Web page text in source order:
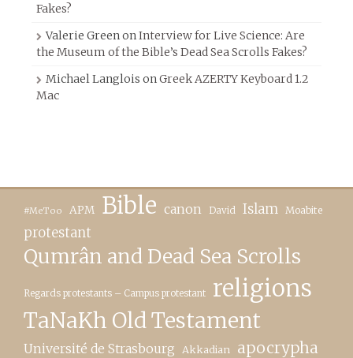
Fakes?
Valerie GreenonInterview for Live Science: Are
the Museum of the Bible’s Dead Sea Scrolls Fakes?
Michael Langlois onGreek AZERTY Keyboard 1.2
Mac
#MeToo APM Bible canon David Islam Moabite
protestant
Qumrân and Dead Sea Scrolls
Regards protestants – Campus protestant religions
TaNaKh Old Testament
Université de Strasbourg Akkadian apocrypha